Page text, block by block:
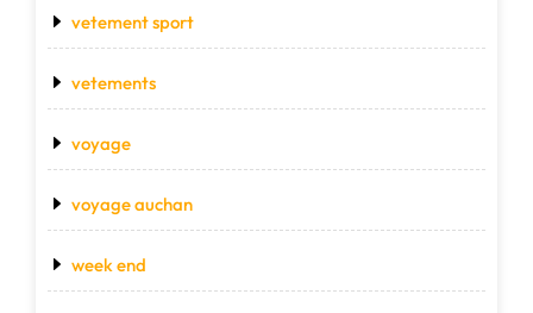
vetement sport
vetements
voyage
voyage auchan
week end